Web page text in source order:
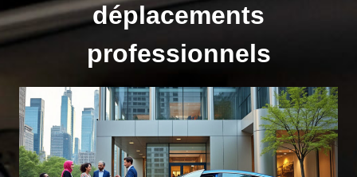
déplacements
professionnels